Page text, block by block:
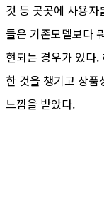
것 등 곳곳에 사용
들은 기존모델보다
현되는 경우가 있다
한 것을 챙기고 상
느낌을 받았다.